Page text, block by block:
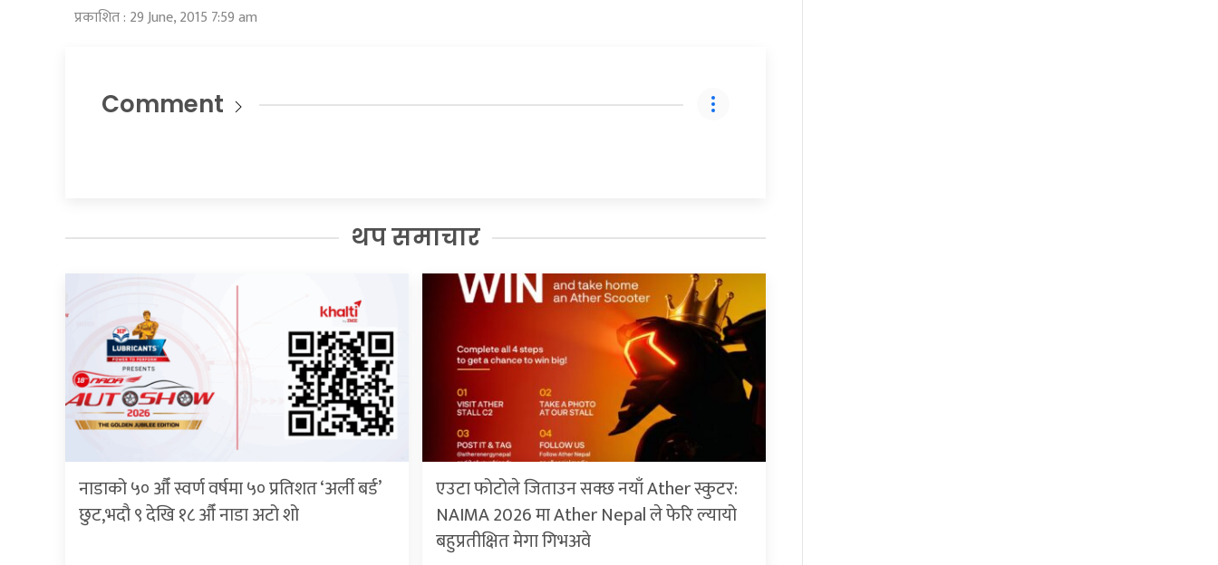
प्रकाशित : 29 June, 2015 7:59 am
Comment
थप समाचार
नाडाको ५० औँ स्वर्ण वर्षमा ५० प्रतिशत ‘अर्ली बर्ड’
छुट,भदौ ९ देखि १८ औँ नाडा अटो शो
एउटा फोटोले जिताउन सक्छ नयाँ Ather स्कुटर:
NAIMA 2026 मा Ather Nepal ले फेरि ल्यायो
बहुप्रतीक्षित मेगा गिभअवे